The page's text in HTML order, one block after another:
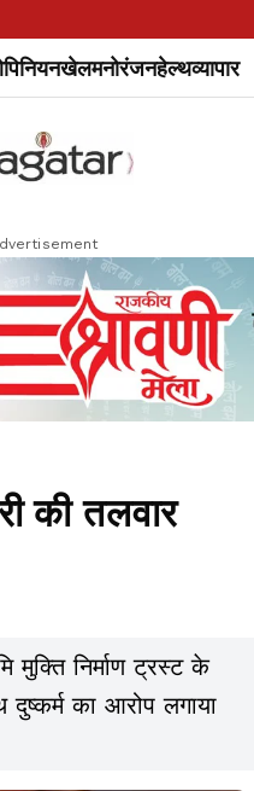
खेलमनोरंजनहेल्थव्यापार
की तलवार
निर्माण ट्रस्ट के
का आरोप लगाया